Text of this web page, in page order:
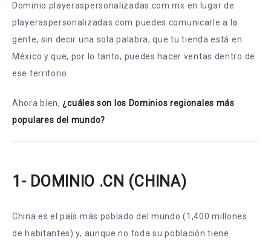
Dominio playeraspersonalizadas.com.mx en lugar de
playeraspersonalizadas.com puedes comunicarle a la
gente, sin decir una sola palabra, que tu tienda está en
México y que, por lo tanto, puedes hacer ventas dentro de
ese territorio.
Ahora bien, ¿cuáles son los Dominios regionales más
populares del mundo?
1- DOMINIO .CN (CHINA)
China es el país más poblado del mundo (1,400 millones
de habitantes) y, aunque no toda su población tiene